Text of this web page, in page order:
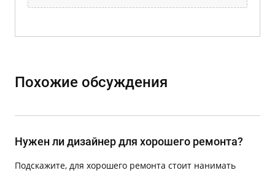
Похожие обсуждения
Нужен ли дизайнер для хорошего ремонта?
Подскажите, для хорошего ремонта стоит нанимать